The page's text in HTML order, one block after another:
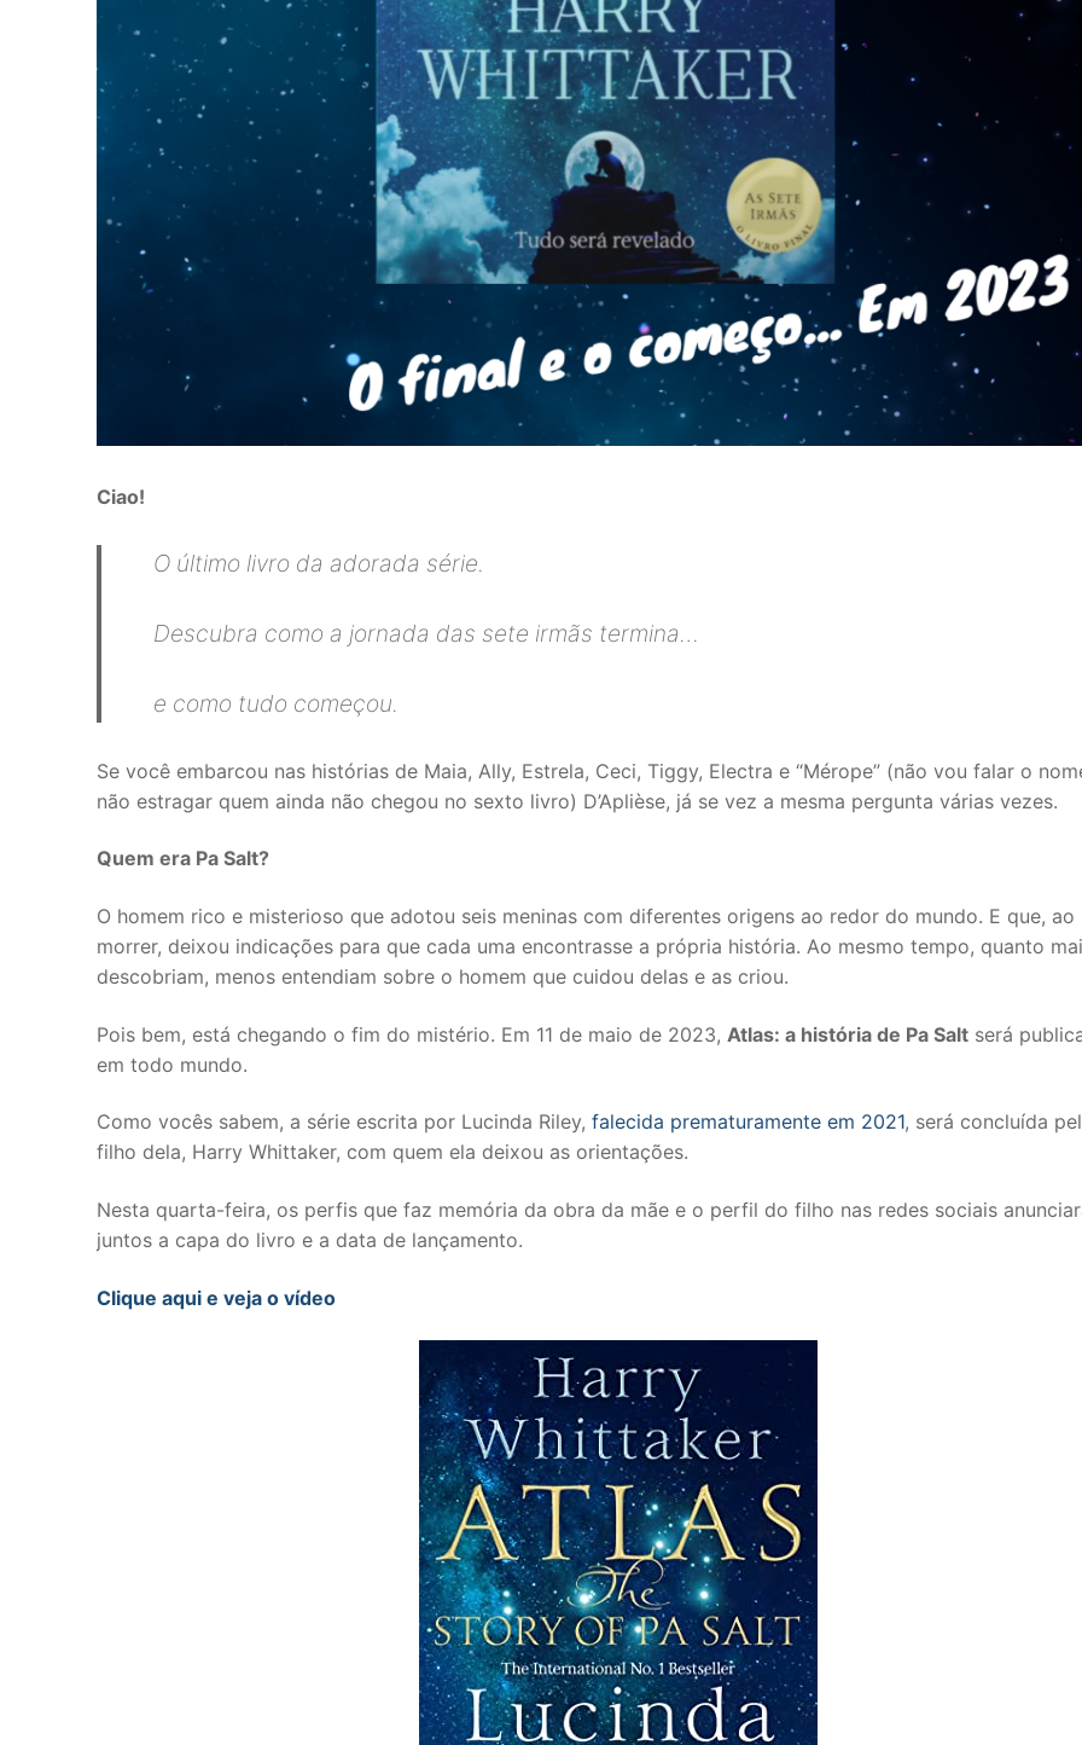
Ciao!
O último livro da adorada série.
Descubra como a jornada das sete irmãs termina…
e como tudo começou.
Se você embarcou nas histórias de Maia, Ally, Estrela, Ceci, Tiggy, Electra e “Mérope” (não vou falar o
não estragar quem ainda não chegou no sexto livro) D’Aplièse, já se vez a mesma pergunta várias vezes.
Quem era Pa Salt?
O homem rico e misterioso que adotou seis meninas com diferentes origens ao redor do mundo. E que, ao
morrer, deixou indicações para que cada uma encontrasse a própria história. Ao mesmo tempo, quanto
descobriam, menos entendiam sobre o homem que cuidou delas e as criou.
Pois bem, está chegando o fim do mistério. Em 11 de maio de 2023, Atlas: a história de Pa Salt será
em todo mundo.
Como vocês sabem, a série escrita por Lucinda Riley, falecida prematuramente em 2021, será concluída
filho dela, Harry Whittaker, com quem ela deixou as orientações.
Nesta quarta-feira, os perfis que faz memória da obra da mãe e o perfil do filho nas redes sociais
juntos a capa do livro e a data de lançamento.
Clique aqui e veja o vídeo